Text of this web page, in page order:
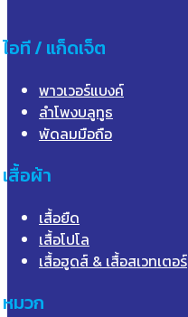
ไอที / แก็ดเจ็ต
พาวเวอร์แบงค์
ลำโพงบลูทูธ
พัดลมมือถือ
เสื้อผ้า
เสื้อยืด
เสื้อโปโล
เสื้อฮูดส์ & เสื้อสเวทเตอร์
หมวก